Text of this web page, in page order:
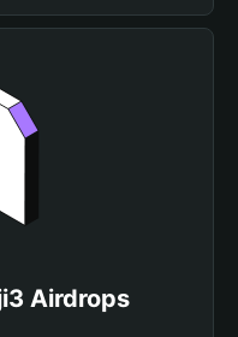
Airdrops